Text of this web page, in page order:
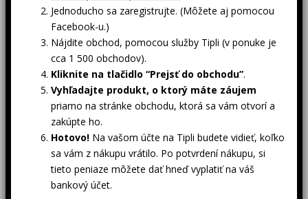
Jednoducho sa zaregistrujte. (Môžete aj pomocou
Facebook-u.)
Nájdite obchod, pomocou služby Tipli (v ponuke je
cca 1 500 obchodov).
Kliknite na tlačidlo “Prejsť do obchodu”.
Vyhľadajte produkt, o ktorý máte záujem
priamo na stránke obchodu, ktorá sa vám otvorí a
zakúpte ho.
Hotovo! Na vašom účte na Tipli budete vidieť, koľko
sa vám z nákupu vrátilo. Po potvrdení nákupu, si
tieto peniaze môžete dať hneď vyplatiť na váš
bankový účet.